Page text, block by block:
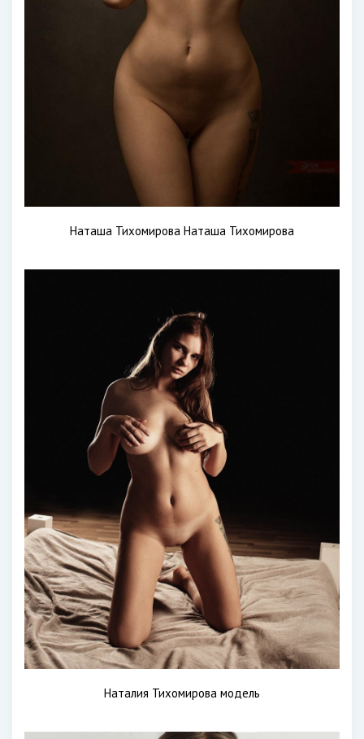
Наташа Тихомирова Наташа Тихомирова
Наталия Тихомирова модель